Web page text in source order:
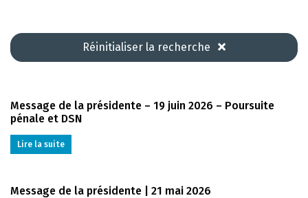
Réinitialiser la recherche
Message de la présidente – 19 juin 2026 – Poursuite
pénale et DSN
Lire la suite
Message de la présidente | 21 mai 2026